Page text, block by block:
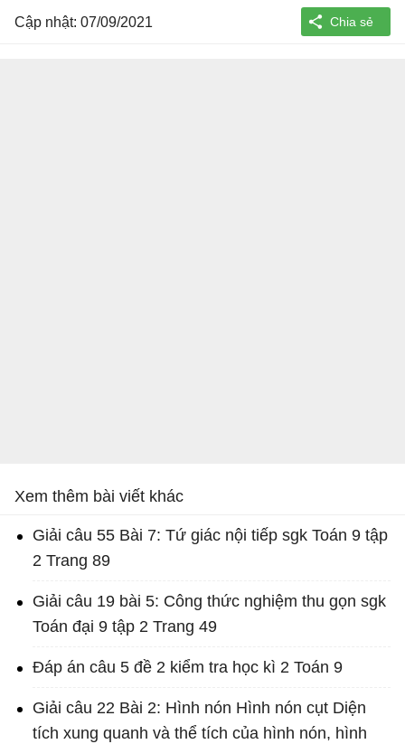
Cập nhật: 07/09/2021
Xem thêm bài viết khác
Giải câu 55 Bài 7: Tứ giác nội tiếp sgk Toán 9 tập
2 Trang 89
Giải câu 19 bài 5: Công thức nghiệm thu gọn sgk
Toán đại 9 tập 2 Trang 49
Đáp án câu 5 đề 2 kiểm tra học kì 2 Toán 9
Giải câu 22 Bài 2: Hình nón Hình nón cụt Diện
tích xung quanh và thể tích của hình nón, hình